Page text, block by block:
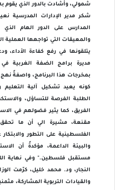
شمولي، وأشادت بالدور الذي يقوم
شكر مدير الإدارات المدرسية
المدارس على الدور الهام
والمعيقات التي تواجهها العملية
مديرة برامج الضفة الغربية
كونه يعيد تشكيل آلية التعليم
الطلبة الفرصة للتساؤل،
الفريق، كما يثير فضولهم في
مقنعة، مشيرة الي أن ما
الفلسطينية على التطور
والبيئة الداعمة، مؤكدةً أن
مستقبل فلسطين." وفي نهاية
النجار، ود. محمد خليل، كرّمت
والقيادات التربوية المشاركة،